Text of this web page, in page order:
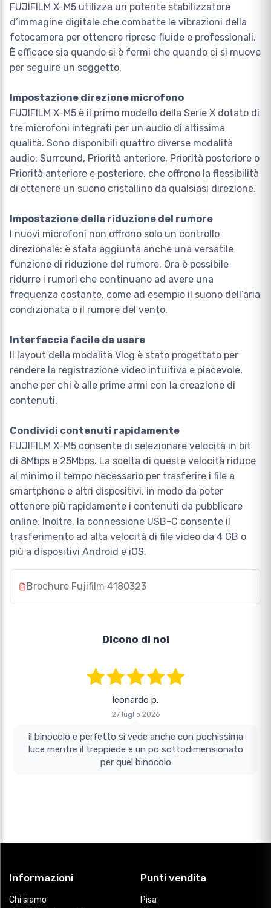
FUJIFILM X-M5 utilizza un potente stabilizzatore
d’immagine digitale che combatte le vibrazioni della
fotocamera per ottenere riprese fluide e professionali.
È efficace sia quando si è fermi che quando ci si muove
per seguire un soggetto.
Impostazione direzione microfono
FUJIFILM X-M5 è il primo modello della Serie X dotato di
tre microfoni integrati per un audio di altissima
qualità. Sono disponibili quattro diverse modalità
audio: Surround, Priorità anteriore, Priorità posteriore o
Priorità anteriore e posteriore, che offrono la flessibilità
di ottenere un suono cristallino da qualsiasi direzione.
Impostazione della riduzione del rumore
I nuovi microfoni non offrono solo un controllo
direzionale: è stata aggiunta anche una versatile
funzione di riduzione del rumore. Ora è possibile
ridurre i rumori che continuano ad avere una
frequenza costante, come ad esempio il suono dell’aria
condizionata o il rumore del vento.
Interfaccia facile da usare
Il layout della modalità Vlog è stato progettato per
rendere la registrazione video intuitiva e piacevole,
anche per chi è alle prime armi con la creazione di
contenuti.
Condividi contenuti rapidamente
FUJIFILM X-M5 consente di selezionare velocità in bit
di 8Mbps e 25Mbps. La scelta di queste velocità riduce
al minimo il tempo necessario per trasferire i file a
smartphone e altri dispositivi, in modo da poter
ottenere più rapidamente i contenuti da pubblicare
online. Inoltre, la connessione USB-C consente il
trasferimento ad alta velocità di file video da 4 GB o
più a dispositivi Android e iOS.
Brochure Fujifilm 4180323
Dicono di noi
leonardo p.
27 luglio 2026
il binocolo e perfetto si vede anche con pochissima
luce mentre il treppiede e un po sottodimensionato
per quel binocolo
Informazioni
Chi siamo
Punti vendita
Pisa